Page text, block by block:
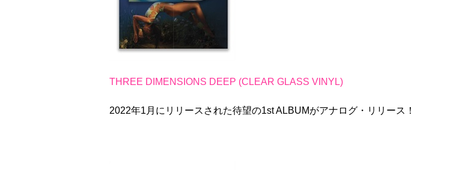
THREE DIMENSIONS DEEP (CLEAR GLASS VINYL)
2022年1月にリリースされた待望の1st ALBUMがアナログ・リリース！